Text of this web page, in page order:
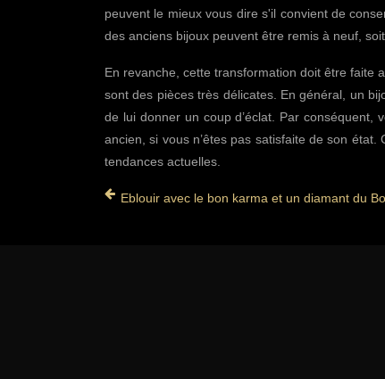
peuvent le mieux vous dire s'il convient de
des anciens bijoux peuvent être remis à neuf,
En revanche, cette transformation doit être faite
sont des pièces très délicates. En général, un
de lui donner un coup d’éclat. Par conséquent,
ancien, si vous n’êtes pas satisfaite de son
tendances actuelles.
Eblouir avec le bon karma et un diamant du